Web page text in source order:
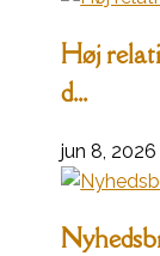
Høj
d...
jun 8, 2026